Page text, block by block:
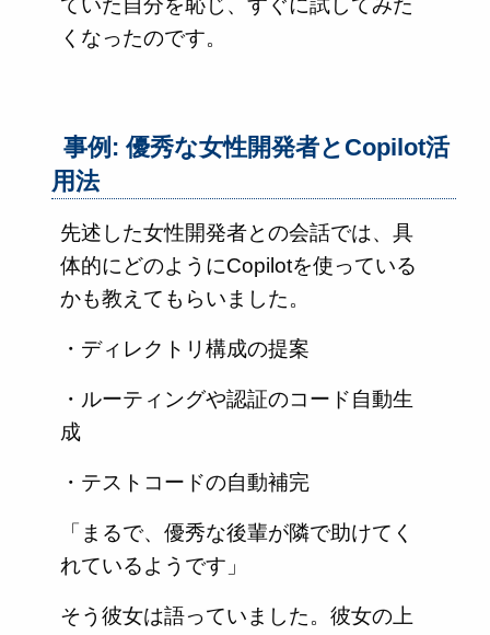
ていた自分を恥じ、すぐに試してみた
くなったのです。
事例: 優秀な女性開発者とCopilot活
用法
先述した女性開発者との会話では、具
体的にどのようにCopilotを使っている
かも教えてもらいました。
・ディレクトリ構成の提案
・ルーティングや認証のコード自動生
成
・テストコードの自動補完
「まるで、優秀な後輩が隣で助けてく
れているようです」
そう彼女は語っていました。彼女の上